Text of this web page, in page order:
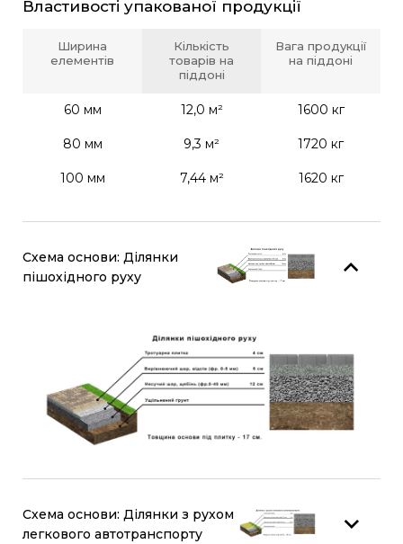
Властивості упакованої продукції
Ширина
елементів
Кількість
товарів на
піддоні
Вага продукції
на піддоні
60 мм 12,0 м² 1600 кг
80 мм 9,3 м² 1720 кг
100 мм 7,44 м² 1620 кг
Схема основи: Ділянки
пішохідного руху
Схема основи: Ділянки з рухом
легкового автотранспорту